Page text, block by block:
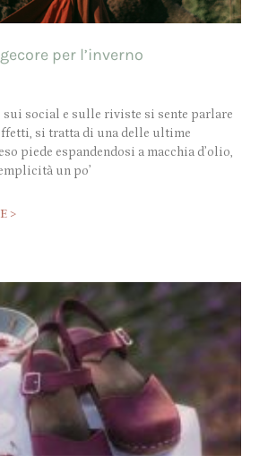
per l’inverno
sui social e sulle riviste si sente parlare
si tratta di una delle ultime
piede espandendosi a macchia d’olio,
un po’
>